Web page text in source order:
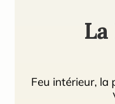
Feu intérieur, la